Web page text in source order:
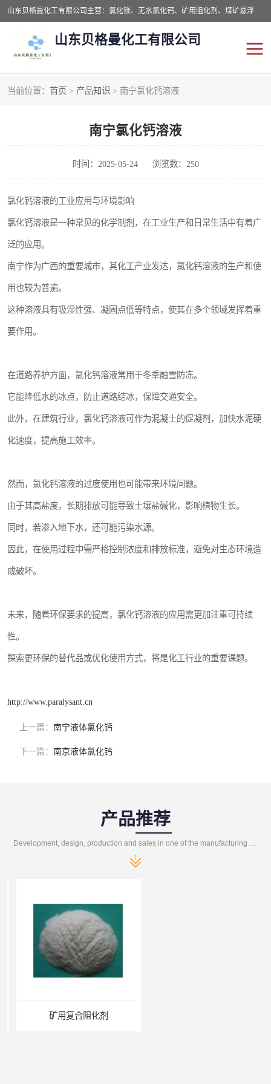
山东贝格曼化工有限公司主营：氯化镁、无水氯化钙、矿用阻化剂、煤矿悬浮剂、道路抑尘剂、氢氧化镁，防灭火剂等，公司位于山东省潍坊市滨海经济开发区,是专业从事对各种精细化工集研究、开发、制造于一体的现代化大型跨境化工企业，公司本着诚信经营、给每一位客户提供专业服务。
山东贝格曼化工有限公司
当前位置： 首页 > 产品知识 > 南宁氯化钙溶液
南宁氯化钙溶液
时间：2025-05-24 浏览数：250
氯化钙溶液的工业应用与环境影响
氯化钙溶液是一种常见的化学制剂，在工业生产和日常生活中有着广
泛的应用。
南宁作为广西的重要城市，其化工产业发达，氯化钙溶液的生产和使
用也较为普遍。
这种溶液具有吸湿性强、凝固点低等特点，使其在多个领域发挥着重
要作用。
在道路养护方面，氯化钙溶液常用于冬季融雪防冻。
它能降低水的冰点，防止道路结冰，保障交通安全。
此外，在建筑行业，氯化钙溶液可作为混凝土的促凝剂，加快水泥硬
化速度，提高施工效率。
然而，氯化钙溶液的过度使用也可能带来环境问题。
由于其高盐度，长期排放可能导致土壤盐碱化，影响植物生长。
同时，若渗入地下水，还可能污染水源。
因此，在使用过程中需严格控制浓度和排放标准，避免对生态环境造
成破坏。
未来，随着环保要求的提高，氯化钙溶液的应用需更加注重可持续
性。
探索更环保的替代品或优化使用方式，将是化工行业的重要课题。
http://www.paralysant.cn
上一篇： 南宁液体氯化钙
下一篇： 南京液体氯化钙
产品推荐
Development, design, production and sales in one of the manufacturing enterprises
矿用复合阻化剂
氯化钙
抑尘剂
氢氧化镁